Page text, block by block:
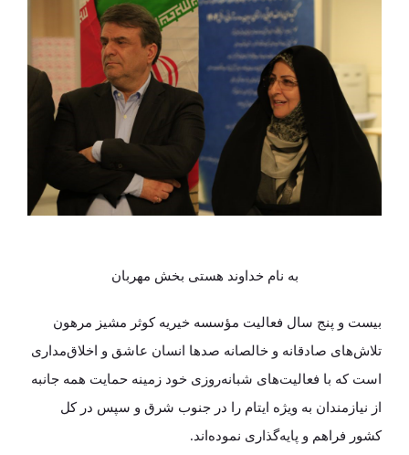
به نام خداوند هستی بخش مهربان
بیست و پنج سال فعالیت مؤسسه خیریه کوثر مشیز مرهون
تلاش‌های صادقانه و خالصانه صدها انسان عاشق و اخلاق‌مداری
است که با فعالیت‌های شبانه‌روزی خود زمینه حمایت همه جانبه
از نیازمندان به ویژه ایتام را در جنوب شرق و سپس در کل
کشور فراهم و پایه‌گذاری نموده‌اند.